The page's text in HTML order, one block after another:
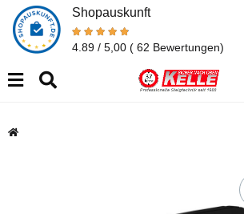
Shopauskunft
4.89 / 5,00 ( 62 Bewertungen)